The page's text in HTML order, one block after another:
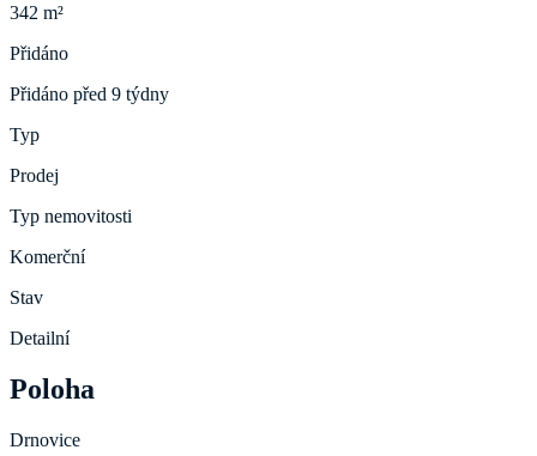
342 m²
Přidáno
Přidáno před 9 týdny
Typ
Prodej
Typ nemovitosti
Komerční
Stav
Detailní
Poloha
Drnovice